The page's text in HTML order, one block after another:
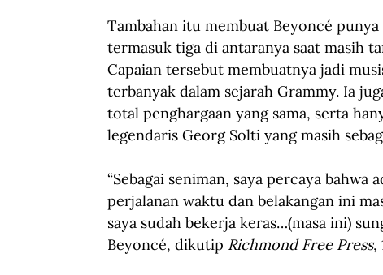
Tambahan itu membuat Beyoncé
termasuk tiga di antaranya saat masih
Capaian tersebut membuatnya jadi
terbanyak dalam sejarah Grammy. Ia
total penghargaan yang sama, serta
legendaris Georg Solti yang masih
“Sebagai seniman, saya percaya
perjalanan waktu dan belakangan ini
saya sudah bekerja keras…(masa ini)
Beyoncé, dikutip Richmond Free Press,